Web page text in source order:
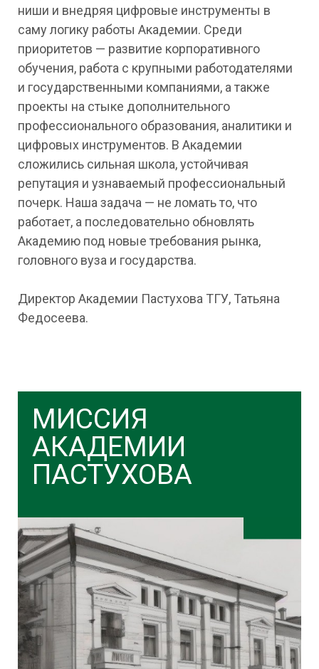
ниши и внедряя цифровые инструменты в
саму логику работы Академии. Среди
приоритетов — развитие корпоративного
обучения, работа с крупными работодателями
и государственными компаниями, а также
проекты на стыке дополнительного
профессионального образования, аналитики и
цифровых инструментов. В Академии
сложились сильная школа, устойчивая
репутация и узнаваемый профессиональный
почерк. Наша задача — не ломать то, что
работает, а последовательно обновлять
Академию под новые требования рынка,
головного вуза и государства.
Директор Академии Пастухова ТГУ, Татьяна
Федосеева.
МИССИЯ
АКАДЕМИИ
ПАСТУХОВА